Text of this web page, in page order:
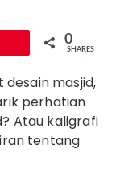
0
SHARES
masjid,
perhatian
Atau kaligrafi
tentang